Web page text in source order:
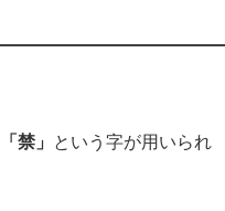
「禁」 という字が用いられ